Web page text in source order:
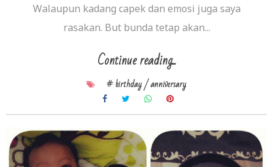
Walaupun kadang capek dan emosi juga saya
rasakan. But bunda tetap akan...
Continue reading...
# birthday / anniversary